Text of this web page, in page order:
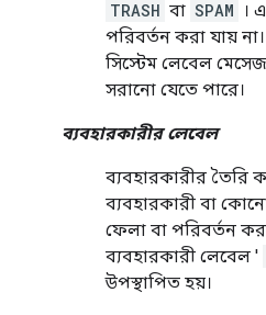
TRASH বা SPAM
।
পরিবর্তন করা যায়
সিস্টেম লেবেল
সরানো যেতে পারে।
ব্যবহারকারীর লেবেল
ব্যবহারকারীর তৈরি
ব্যবহারকারী বা কোনো
ফেলা বা পরিবর্তন
ব্যবহারকারী লেবেল '
উপস্থাপিত হয়।